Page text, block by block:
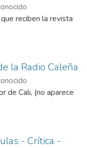
reciben la revista
la Radio Caleña
de Cali, (no aparece
- Crítica -